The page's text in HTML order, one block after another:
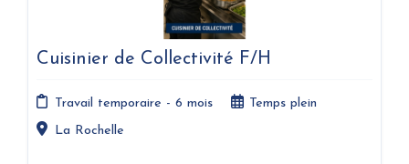
Cuisinier de Collectivité F/H
Travail temporaire - 6 mois
Temps plein
La Rochelle